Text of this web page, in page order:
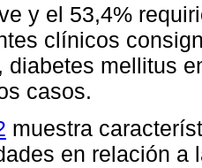
y el 53,4%
clínicos
diabetes mellitus
casos.
muestra
en relación a